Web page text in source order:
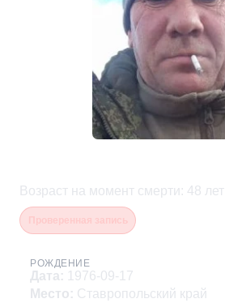
Возраст на момент смерти : 48 лет
РОЖДЕНИЕ
Дата: 1976-09-17
Место: Ставропольский край